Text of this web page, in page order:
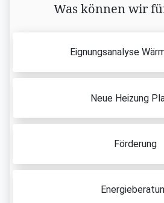
Was können wir
Eignungsanalyse
Neue Heizung
Förderung